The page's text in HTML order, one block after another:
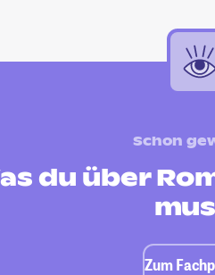
Schon
du über
Zum